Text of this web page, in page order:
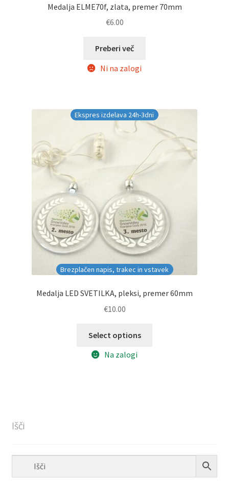
Medalja ELME70f, zlata, premer 70mm
€6.00
Preberi več
Ni na zalogi
Brezplačen napis, trakec in vstavek
Ekspres izdelava 24h-3dni
Medalja LED SVETILKA, pleksi, premer 60mm
€10.00
Select options
Na zalogi
Išči